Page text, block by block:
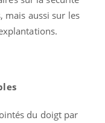
mais aussi sur les
du doigt par